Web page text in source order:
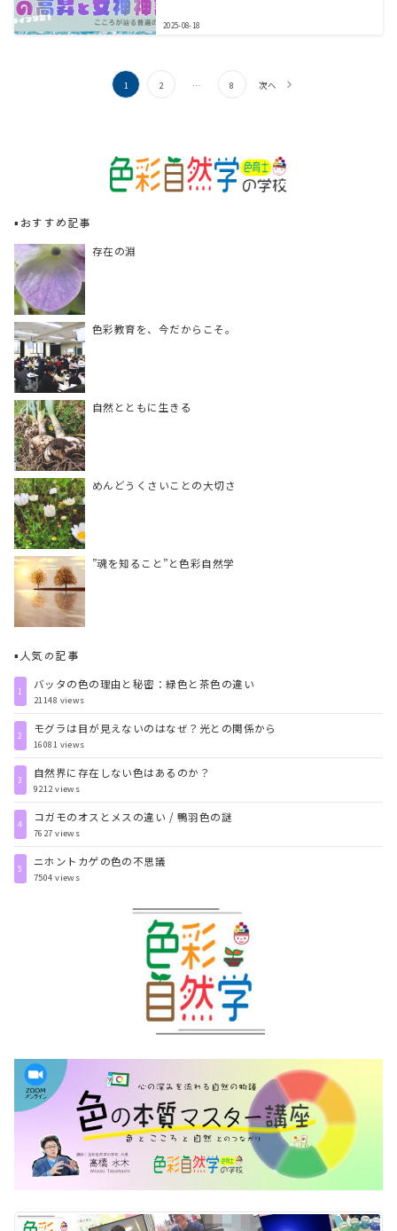
2025-08-18
1 2 … 8 次へ
▪️おすすめ記事
存在の淵
色彩教育を、今だからこそ。
自然とともに生きる
めんどうくさいことの大切さ
”魂を知ること”と色彩自然学
▪️人気の記事
1 バッタの色の理由と秘密：緑色と茶色の違い
21148 views
2 モグラは目が見えないのはなぜ？光との関係から
16081 views
3 自然界に存在しない色はあるのか？
9212 views
4 コガモのオスとメスの違い / 鴨羽色の謎
7627 views
5 ニホントカゲの色の不思議
7504 views